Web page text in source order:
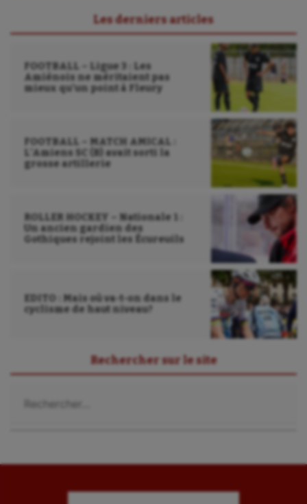
Sarbacane
Sport adapté
Sport-entreprise
Tir
Tir à l'arc
Ultimate frisbee
Wakeboard
Water-polo
Les derniers articles
FOOTBALL – Ligue 3 : Les
Amiénois ne méritaient pas
mieux qu’un point à Fleury
FOOTBALL – MATCH AMICAL :
L’Amiens SC (B) avait sorti la
grosse artillerie
ROLLER HOCKEY – Nationale 1 :
Un ancien gardien des
Gothiques rejoint les Écureuils
EDITO : Mais où va-t-on dans le
cyclisme de haut niveau?
Rechercher sur le site